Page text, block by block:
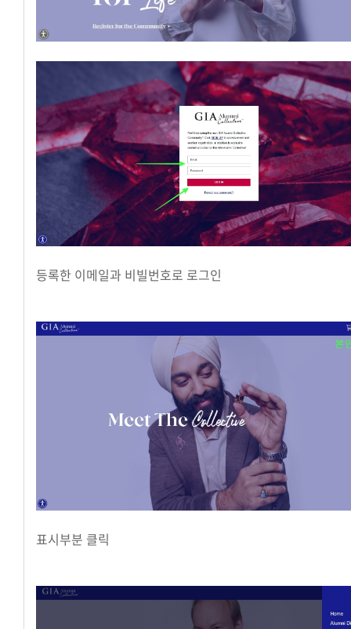
등록한 이메일과 비빌번호로 로그인
표시부분 클릭